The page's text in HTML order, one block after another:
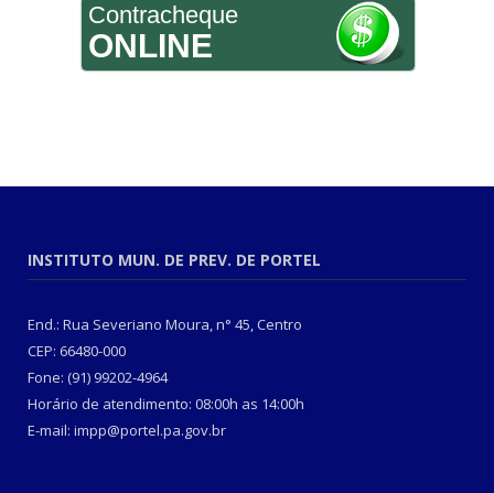
Contracheque
ONLINE
INSTITUTO MUN. DE PREV. DE PORTEL
End.: Rua Severiano Moura, n° 45, Centro
CEP: 66480-000
Fone: (91) 99202-4964
Horário de atendimento: 08:00h as 14:00h
E-mail: impp@portel.pa.gov.br